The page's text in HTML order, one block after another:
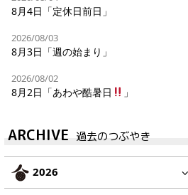
8月4日「定休日前日」
2026/08/03
8月3日「週の始まり」
2026/08/02
8月2日「あわや酷暑日 」
ARCHIVE 過去のつぶやき
2026